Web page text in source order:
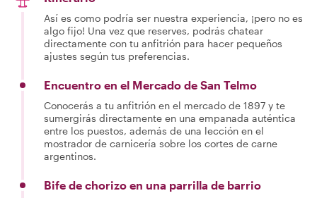
Así es como podría ser nuestra experiencia, ¡pero no es
algo fijo! Una vez que reserves, podrás chatear
directamente con tu anfitrión para hacer pequeños
ajustes según tus preferencias.
Encuentro en el Mercado de San Telmo
Conocerás a tu anfitrión en el mercado de 1897 y te
sumergirás directamente en una empanada auténtica
entre los puestos, además de una lección en el
mostrador de carnicería sobre los cortes de carne
argentinos.
Bife de chorizo en una parrilla de barrio